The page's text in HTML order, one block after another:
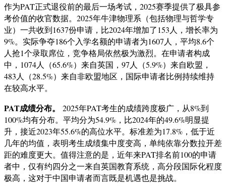
作为PAT正式退役前的最后一场考试，2025赛季提供了极具参
考价值的收官数据。2025年牛津物理系（包括物理与哲学专
业）一共收到1637份申请，比2024年增加了153人，增长率为
9%。实际争夺186个入学名额的申请者为1607人，平均8.6个
人抢1个录取席位，竞争格局依然极为激烈。在申请者构成
中，1074人（65.6%）来自英国，97人（5.9%）来自欧盟，
483人（28.5%）来自非欧盟地区，国际申请者比例持续维持
在较高水平。
PAT成绩分布。
2025年PAT考生的成绩跨度极广，从8%到
100%均有分布。平均分为54.9%，比2024年的49.6%明显提
升，接近2023年55.6%的高位水平。标准差为17.8%，低于近
几年的均值，表明考生成绩集中度变高，单纯依靠分数拉开差
距的难度更大。值得注意的是，近年来PAT排名前100的申请
者中，仅有约四分之一来自英国教育系统，高分段国际化程度
极高，这对于中国申请者而言既是机遇也是挑战。